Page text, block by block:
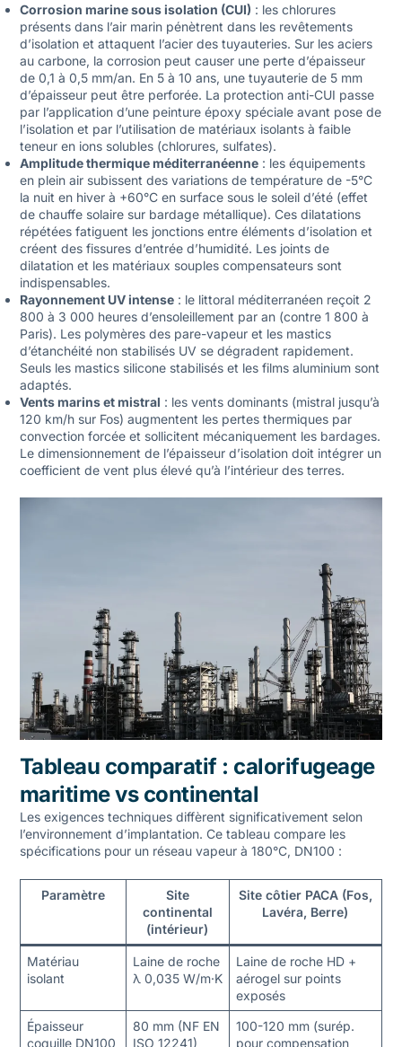
Corrosion marine sous isolation (CUI) : les chlorures
présents dans l’air marin pénètrent dans les revêtements
d’isolation et attaquent l’acier des tuyauteries. Sur les aciers
au carbone, la corrosion peut causer une perte d’épaisseur
de 0,1 à 0,5 mm/an. En 5 à 10 ans, une tuyauterie de 5 mm
d’épaisseur peut être perforée. La protection anti-CUI passe
par l’application d’une peinture époxy spéciale avant pose de
l’isolation et par l’utilisation de matériaux isolants à faible
teneur en ions solubles (chlorures, sulfates).
Amplitude thermique méditerranéenne: les équipements
en plein air subissent des variations de température de -5°C
la nuit en hiver à +60°C en surface sous le soleil d’été (effet
de chauffe solaire sur bardage métallique). Ces dilatations
répétées fatiguent les jonctions entre éléments d’isolation et
créent des fissures d’entrée d’humidité. Les joints de
dilatation et les matériaux souples compensateurs sont
indispensables.
Rayonnement UV intense: le littoral méditerranéen reçoit 2
800 à 3 000 heures d’ensoleillement par an (contre 1 800 à
Paris). Les polymères des pare-vapeur et les mastics
d’étanchéité non stabilisés UV se dégradent rapidement.
Seuls les mastics silicone stabilisés et les films aluminium sont
adaptés.
Vents marins et mistral : les vents dominants (mistral jusqu’à
120 km/h sur Fos) augmentent les pertes thermiques par
convection forcée et sollicitent mécaniquement les bardages.
Le dimensionnement de l’épaisseur d’isolation doit intégrer un
coefficient de vent plus élevé qu’à l’intérieur des terres.
Tableau comparatif : calorifugeage
maritime vs continental
Les exigences techniques diffèrent significativement selon
l’environnement d’implantation. Ce tableau compare les
spécifications pour un réseau vapeur à 180°C, DN100 :
Paramètre
Site
continental
(intérieur)
Site côtier PACA (Fos,
Lavéra, Berre)
Matériau
isolant
Laine de roche
λ 0,035 W/m·K
Laine de roche HD +
aérogel sur points
exposés
Épaisseur
coquille DN100
80 mm (NF EN
ISO 12241)
100-120 mm (surép.
pour compensation